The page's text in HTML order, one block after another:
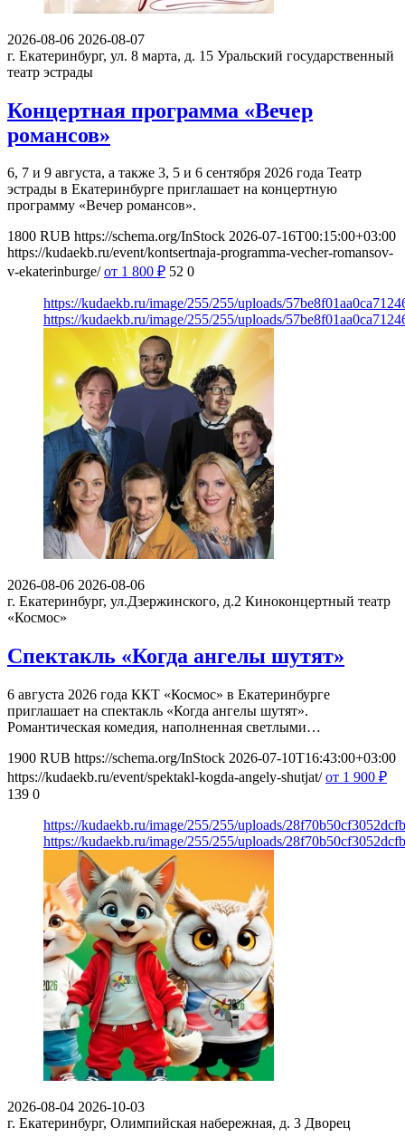
2026-08-06 2026-08-07
г. Екатеринбург, ул. 8 марта, д. 15 Уральский государственный
театр эстрады
Концертная программа «Вечер
романсов»
6, 7 и 9 августа, а также 3, 5 и 6 сентября 2026 года Театр
эстрады в Екатеринбурге приглашает на концертную
программу «Вечер романсов».
1800 RUB https://schema.org/InStock 2026-07-16T00:15:00+03:00
https://kudaekb.ru/event/kontsertnaja-programma-vecher-romansov-
v-ekaterinburge/ от 1 800 ₽ 52 0
https://kudaekb.ru/image/255/255/uploads/
https://kudaekb.ru/image/255/255/uploads/
2026-08-06 2026-08-06
г. Екатеринбург, ул.Дзержинского, д.2 Киноконцертный театр
«Космос»
Спектакль «Когда ангелы шутят»
6 августа 2026 года ККТ «Космос» в Екатеринбурге
приглашает на спектакль «Когда ангелы шутят».
Романтическая комедия, наполненная светлыми…
1900 RUB https://schema.org/InStock 2026-07-10T16:43:00+03:00
https://kudaekb.ru/event/spektakl-kogda-angely-shutjat/ от 1 900 ₽
139 0
https://kudaekb.ru/image/255/255/uploads/
https://kudaekb.ru/image/255/255/uploads/
2026-08-04 2026-10-03
г. Екатеринбург, Олимпийская набережная, д. 3 Дворец